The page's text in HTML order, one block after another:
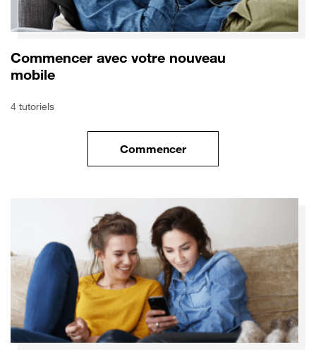
Commencer avec votre nouveau
mobile
4 tutoriels
Commencerle tuto pour Commencer avec